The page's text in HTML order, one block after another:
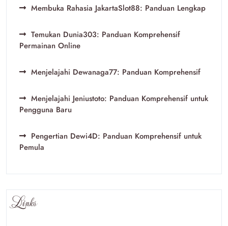
Membuka Rahasia JakartaSlot88: Panduan Lengkap
Temukan Dunia303: Panduan Komprehensif
Permainan Online
Menjelajahi Dewanaga77: Panduan Komprehensif
Menjelajahi Jeniustoto: Panduan Komprehensif untuk
Pengguna Baru
Pengertian Dewi4D: Panduan Komprehensif untuk
Pemula
Links